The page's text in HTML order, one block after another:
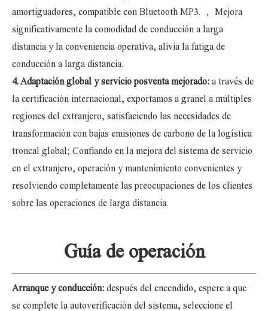
amortiguadores, compatible con Bluetooth MP3.
， Mejora
significativamente la comodidad de conducción a larga
distancia y la conveniencia operativa, alivia la fatiga de
conducción a larga distancia.
4. Adaptación global y servicio posventa mejorado: a través de
la certificación internacional, exportamos a granel a múltiples
regiones del extranjero, satisfaciendo las necesidades de
transformación con bajas emisiones de carbono de la logística
troncal global; Confiando en la mejora del sistema de servicio
en el extranjero, operación y mantenimiento convenientes y
resolviendo completamente las preocupaciones de los clientes
sobre las operaciones de larga distancia.
Guía de operación
Arranque y conducción: después del encendido, espere a que
se complete la autoverificación del sistema, seleccione el